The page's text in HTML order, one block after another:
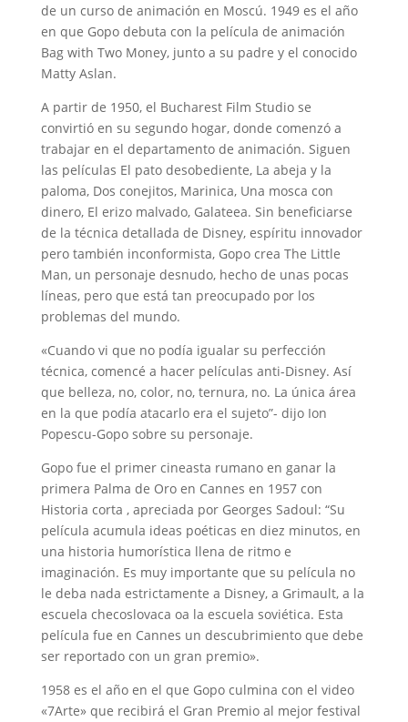
de un curso de animación en Moscú. 1949 es el año
en que Gopo debuta con la película de animación
Bag with Two Money, junto a su padre y el conocido
Matty Aslan.
A partir de 1950, el Bucharest Film Studio se
convirtió en su segundo hogar, donde comenzó a
trabajar en el departamento de animación. Siguen
las películas El pato desobediente, La abeja y la
paloma, Dos conejitos, Marinica, Una mosca con
dinero, El erizo malvado, Galateea. Sin beneficiarse
de la técnica detallada de Disney, espíritu innovador
pero también inconformista, Gopo crea The Little
Man, un personaje desnudo, hecho de unas pocas
líneas, pero que está tan preocupado por los
problemas del mundo.
«Cuando vi que no podía igualar su perfección
técnica, comencé a hacer películas anti-Disney. Así
que belleza, no, color, no, ternura, no. La única área
en la que podía atacarlo era el sujeto”- dijo Ion
Popescu-Gopo sobre su personaje.
Gopo fue el primer cineasta rumano en ganar la
primera Palma de Oro en Cannes en 1957 con
Historia corta , apreciada por Georges Sadoul: “Su
película acumula ideas poéticas en diez minutos, en
una historia humorística llena de ritmo e
imaginación. Es muy importante que su película no
le deba nada estrictamente a Disney, a Grimault, a la
escuela checoslovaca oa la escuela soviética. Esta
película fue en Cannes un descubrimiento que debe
ser reportado con un gran premio».
1958 es el año en el que Gopo culmina con el video
«7Arte» que recibirá el Gran Premio al mejor festival